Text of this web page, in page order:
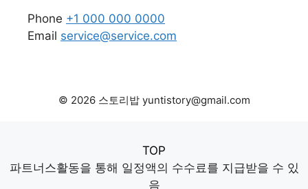
Phone +1 000 000 0000
Email service@service.com
© 2026 스토리밥 yuntistory@gmail.com
TOP
파트너스활동을 통해 일정액의 수수료를 지급받을 수 있
음